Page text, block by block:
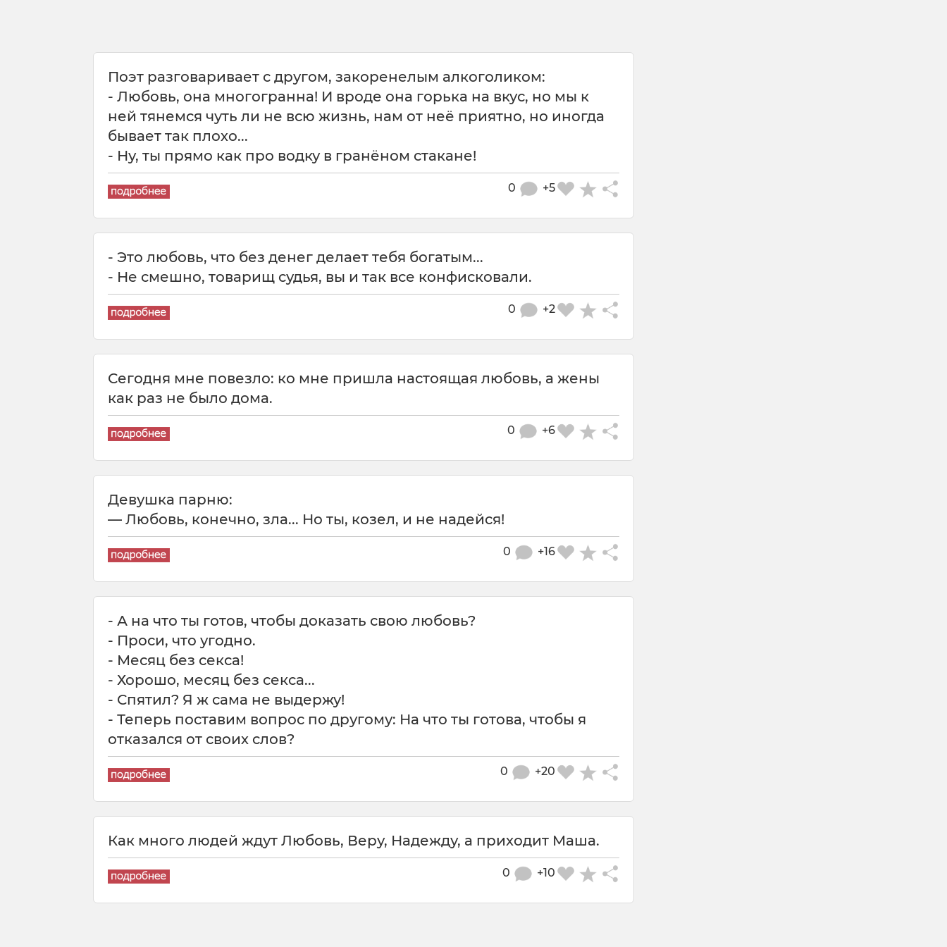
Поэт разговаривает с другом, закоренелым алкоголиком:
- Любовь, она многогранна! И вроде она горька на вкус, но мы к
ней тянемся чуть ли не всю жизнь, нам от неё приятно, но иногда
бывает так плохо...
- Ну, ты прямо как про водку в гранёном стакане!
+5
0
- Это любовь, что без денег делает тебя богатым...
- Не смешно, товарищ судья, вы и так все конфисковали.
+2
0
Сегодня мне повезло: ко мне пришла настоящая любовь, а жены
как раз не было дома.
+6
0
Девушка парню:
— Любовь, конечно, зла... Но ты, козел, и не надейся!
+16
0
- А на что ты готов, чтобы доказать свою любовь?
- Проси, что угодно.
- Месяц без секса!
- Хорошо, месяц без секса...
- Спятил? Я ж сама не выдержу!
- Теперь поставим вопрос по другому: На что ты готова, чтобы я
отказался от своих слов?
+20
0
Как много людей ждут Любовь, Веру, Надежду, а приходит Маша.
+10
0